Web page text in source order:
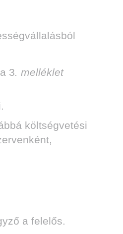
3. melléklet
költségvetési
a felelős.